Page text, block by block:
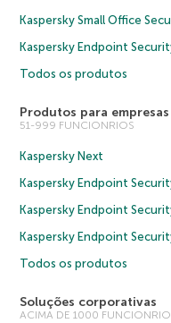
Kaspersky Small Office
Kaspersky Endpoint
Todos os produtos
Produtos para empresas
51-999 FUNCIONRIOS
Kaspersky Next
Kaspersky Endpoint
Kaspersky Endpoint
Kaspersky Endpoint
Todos os produtos
Soluções corporativas
ACIMA DE 1000